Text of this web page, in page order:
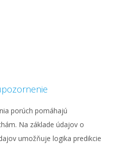
porúch pomáhajú
Na základe údajov o
umožňuje logika predikcie